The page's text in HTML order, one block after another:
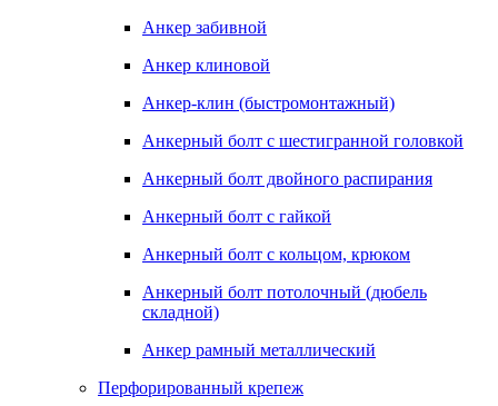
Анкер забивной
Анкер клиновой
Анкер-клин (быстромонтажный)
Анкерный болт с шестигранной головкой
Анкерный болт двойного распирания
Анкерный болт с гайкой
Анкерный болт с кольцом, крюком
Анкерный болт потолочный (дюбель
складной)
Анкер рамный металлический
Перфорированный крепеж